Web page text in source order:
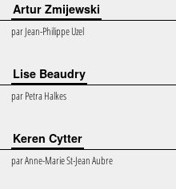
Artur Zmijewski
parJean-Philippe Uzel
Lise Beaudry
parPetra Halkes
Keren Cytter
parAnne-Marie St-Jean Aubre